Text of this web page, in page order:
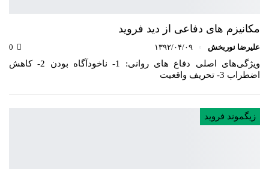
مکانیزم های دفاعی از دید فروید
علیرضا نوربخش ۱۳۹۲/۰۴/۰۹
ویژگی‌های اصلی دفاع های روانی: 1- ناخودآگاه بودن 2- کاهش
اضطراب 3- تحریف واقعیت
زیگموند فروید